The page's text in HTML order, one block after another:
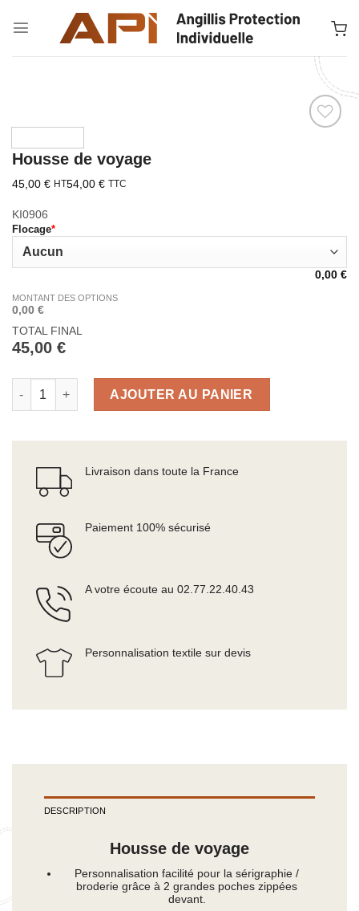
Housse de voyage
45,00 € HT54,00 € TTC
KI0906
*
Flocage
0,00€
MONTANT DES OPTIONS
0,00 €
TOTAL FINAL
45,00 €
AJOUTER AU PANIER
Livraison dans toute la France
Paiement 100% sécurisé
A votre écoute au 02.77.22.40.43
Personnalisation textile sur devis
DESCRIPTION
Housse de voyage
Personnalisation facilité pour la sérigraphie /
broderie grâce à 2 grandes poches zippées
devant.